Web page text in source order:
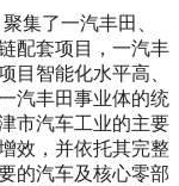
集了一汽丰田、
配套项目，一汽丰
目智能化水平高、
汽丰田事业体的统
市汽车工业的主要
效，并依托其完整
的汽车及核心零部